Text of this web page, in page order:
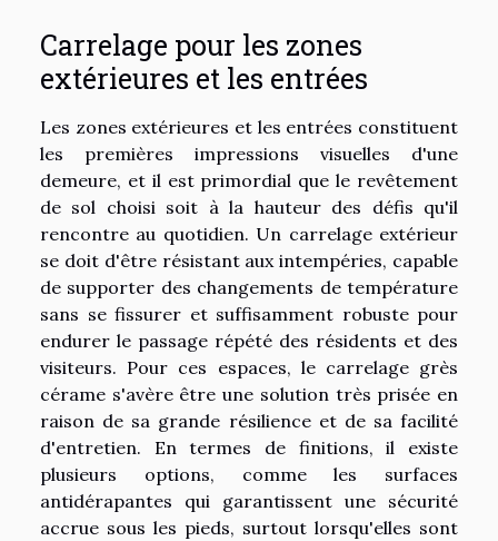
Carrelage pour les zones
extérieures et les entrées
Les zones extérieures et les entrées constituent
les premières impressions visuelles d'une
demeure, et il est primordial que le revêtement
de sol choisi soit à la hauteur des défis qu'il
rencontre au quotidien. Un carrelage extérieur
se doit d'être résistant aux intempéries, capable
de supporter des changements de température
sans se fissurer et suffisamment robuste pour
endurer le passage répété des résidents et des
visiteurs. Pour ces espaces, le carrelage grès
cérame s'avère être une solution très prisée en
raison de sa grande résilience et de sa facilité
d'entretien. En termes de finitions, il existe
plusieurs options, comme les surfaces
antidérapantes qui garantissent une sécurité
accrue sous les pieds, surtout lorsqu'elles sont